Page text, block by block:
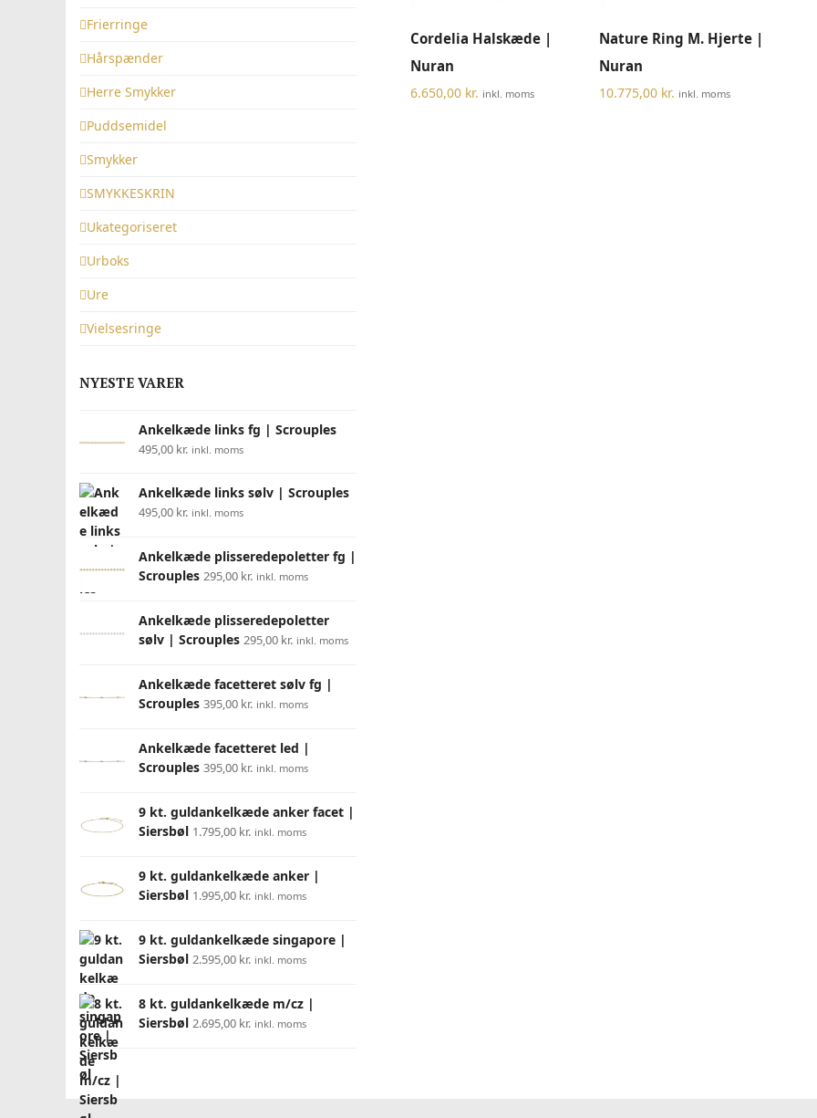
Frierringe
Hårspænder
Herre Smykker
Puddsemidel
Smykker
SMYKKESKRIN
Ukategoriseret
Urboks
Ure
Vielsesringe
NYESTE VARER
Ankelkæde links fg | Scrouples
495,00 kr. inkl. moms
Ankelkæde links sølv | Scrouples
495,00 kr. inkl. moms
Ankelkæde plisseredepoletter fg |
Scrouples 295,00 kr. inkl. moms
Ankelkæde plisseredepoletter
sølv | Scrouples 295,00 kr. inkl. moms
Ankelkæde facetteret sølv fg |
Scrouples 395,00 kr. inkl. moms
Ankelkæde facetteret led |
Scrouples 395,00 kr. inkl. moms
9 kt. guldankelkæde anker facet |
Siersbøl 1.795,00 kr. inkl. moms
9 kt. guldankelkæde anker |
Siersbøl 1.995,00 kr. inkl. moms
9 kt. guldankelkæde singapore |
Siersbøl 2.595,00 kr. inkl. moms
8 kt. guldankelkæde m/cz |
Siersbøl 2.695,00 kr. inkl. moms
Cordelia Halskæde |
Nuran
6.650,00 kr. inkl. moms
vare
Nature Ring M. Hjerte |
Nuran
10.775,00 kr. inkl. moms